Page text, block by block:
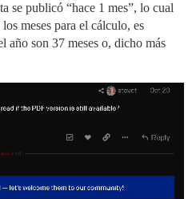
se publicó “hace 1 mes”, lo cual
meses para el cálculo, es
año son 37 meses o, dicho más